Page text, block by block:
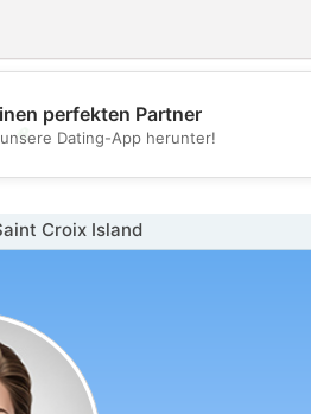
perfekten Partner
Dating-App herunter!
Croix Island